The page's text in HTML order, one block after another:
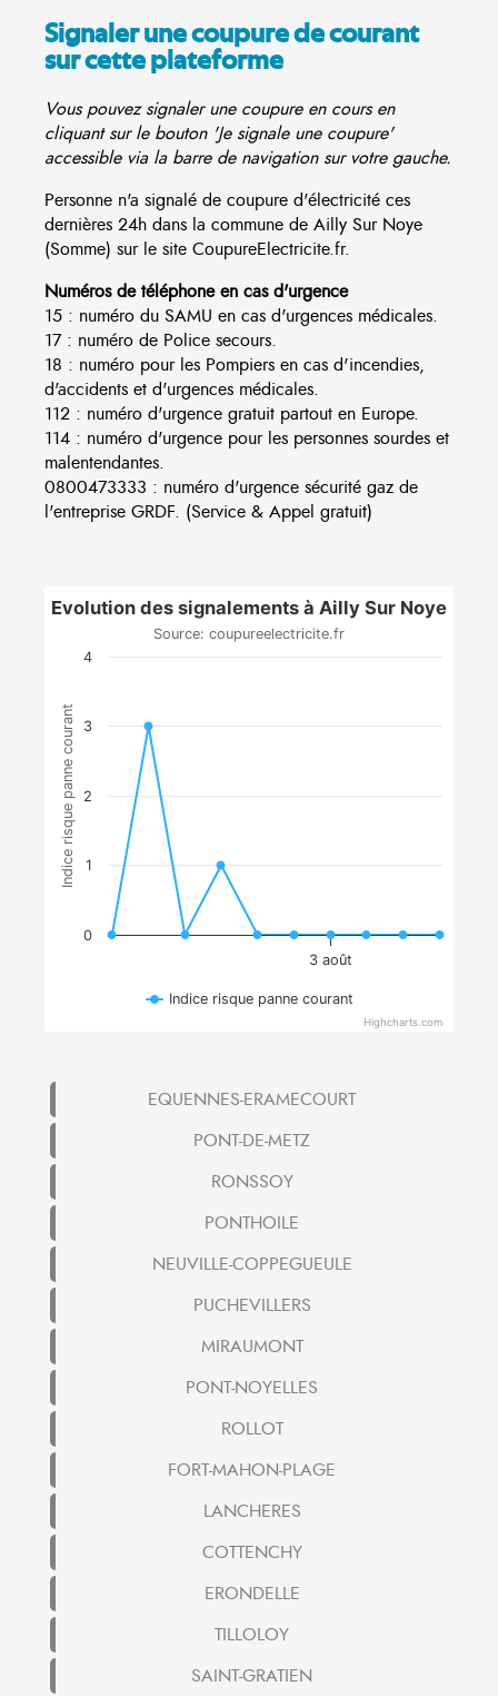
Signaler une coupure de courant
sur cette plateforme
Vous pouvez signaler une coupure en cours en
cliquant sur le bouton 'Je signale une coupure'
accessible via la barre de navigation sur votre gauche.
Personne n'a signalé de coupure d'électricité ces
dernières 24h dans la commune de Ailly Sur Noye
(Somme) sur le site CoupureElectricite.fr.
Numéros de téléphone en cas d'urgence
15 : numéro du SAMU en cas d'urgences médicales.
17 : numéro de Police secours.
18 : numéro pour les Pompiers en cas d'incendies,
d'accidents et d'urgences médicales.
112 : numéro d'urgence gratuit partout en Europe.
114 : numéro d'urgence pour les personnes sourdes et
malentendantes.
0800473333 : numéro d'urgence sécurité gaz de
l'entreprise GRDF. (Service & Appel gratuit)
Indice risque panne courant
Evolution des signalements à Ailly Sur Noye
Source: coupureelectricite.fr
3 août
0
1
2
3
4
Indice risque panne courant
Highcharts.com
EQUENNES-ERAMECOURT
PONT-DE-METZ
RONSSOY
PONTHOILE
NEUVILLE-COPPEGUEULE
PUCHEVILLERS
MIRAUMONT
PONT-NOYELLES
ROLLOT
FORT-MAHON-PLAGE
LANCHERES
COTTENCHY
ERONDELLE
TILLOLOY
SAINT-GRATIEN